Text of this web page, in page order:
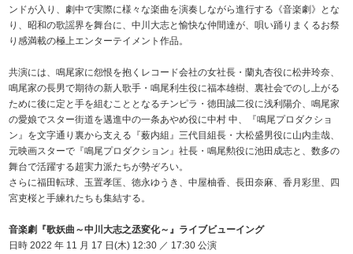
ンドが入り、劇中で実際に様々な楽曲を演奏しながら進行する《音楽劇》とな
り、昭和の歌謡界を舞台に、中川大志と愉快な仲間達が、唄い踊りまくるお祭
り感満載の極上エンターテイメント作品。
共演には、鳴尾家に怨恨を抱くレコード会社の女社長・蘭丸杏役に松井玲奈、
鳴尾家の長男で期待の新人歌手・鳴尾利生役に福本雄樹、裏社会でのし上がる
ために後に定と手を組むこととなるチンピラ・徳田誠二役に浅利陽介、鳴尾家
の愛娘でスター街道を邁進中の一条あやめ役に中村 中、『鳴尾プロダクショ
ン』を文字通り裏から支える『薮内組』三代目組長・大松盛男役に山内圭哉、
元映画スターで『鳴尾プロダクション』社長・鳴尾勲役に池田成志と、数多の
舞台で活躍する超実力派たちが勢ぞろい。
さらに福田転球、玉置孝匡、徳永ゆうき、中屋柚香、長田奈麻、香月彩里、四
宮吏桜と手練れたちも集結する。
音楽劇『歌妖曲～中川大志之丞変化～』ライブビューイング
日時 2022 年 11 月 17 日(木) 12:30 ／ 17:30 公演